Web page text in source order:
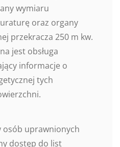
wymiaru
oraz organy
przekracza 250 m kw.
jest obsługa
informacje o
tych
osób uprawnionych
dostęp do list